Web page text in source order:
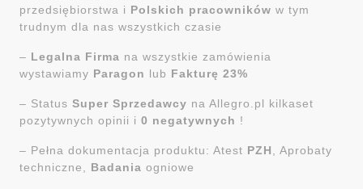
przedsiębiorstwa i Polskich pracowników w tym
trudnym dla nas wszystkich czasie
– Legalna Firma na wszystkie zamówienia
wystawiamy Paragon lub Fakturę 23%
– Status Super Sprzedawcy na Allegro.pl kilkaset
pozytywnych opinii i 0 negatywnych !
– Pełna dokumentacja produktu: Atest PZH
, Aprobaty
techniczne, Badania ogniowe